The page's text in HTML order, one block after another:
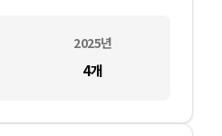
2025년
4개